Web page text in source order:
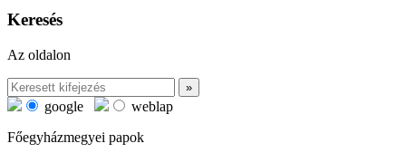
Keresés
Az oldalon
google
weblap
Főegyházmegyei papok